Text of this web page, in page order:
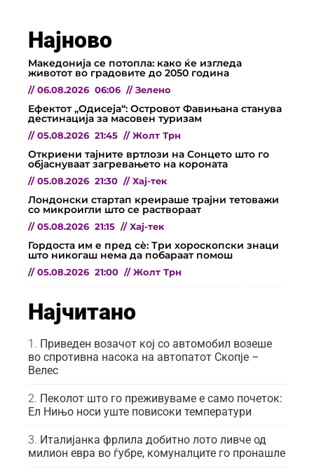
Најново
Македонија се потопла: како ќе изгледа
животот во градовите до 2050 година
// 06.08.2026 06:06 // Зелено
Ефектот „Одисеја“: Островот Фавињана станува
дестинација за масовен туризам
// 05.08.2026 21:45 // Жолт Трн
Откриени тајните вртлози на Сонцето што го
објаснуваат загревањето на короната
// 05.08.2026 21:30 // Хај-тек
Лондонски стартап креираше трајни тетоважи
со микроигли што се раствораат
// 05.08.2026 21:15 // Хај-тек
Гордоста им е пред сѐ: Три хороскопски знаци
што никогаш нема да побараат помош
// 05.08.2026 21:00 // Жолт Трн
Најчитано
Приведен возачот кој со автомобил возеше
во спротивна насока на автопатот Скопје –
Велес
Пеколот што го преживуваме е само почеток:
Ел Нињо носи уште повисоки температури
Италијанка фрлила добитно лото ливче од
милион евра во ѓубре, комуналците го пронашле